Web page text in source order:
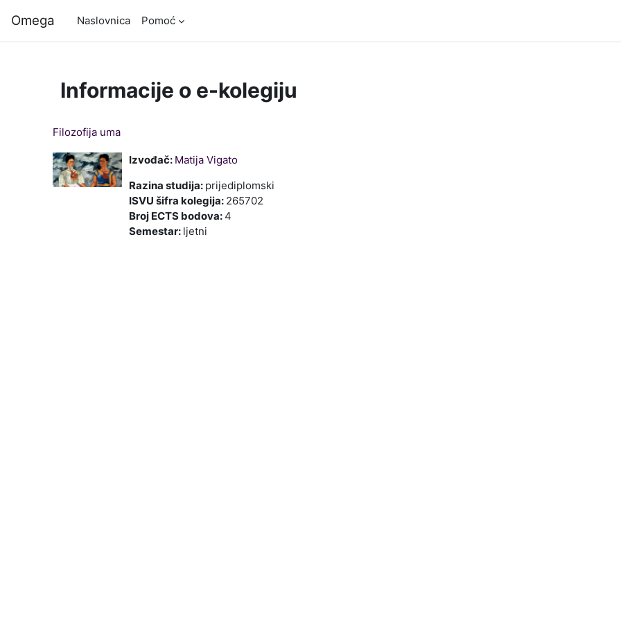
Omega Naslovnica Pomoć
Informacije o e-kolegiju
Filozofija uma
Izvođač: Matija Vigato
Razina studija: prijediplomski
ISVU šifra kolegija: 265702
Broj ECTS bodova:4
Semestar: ljetni